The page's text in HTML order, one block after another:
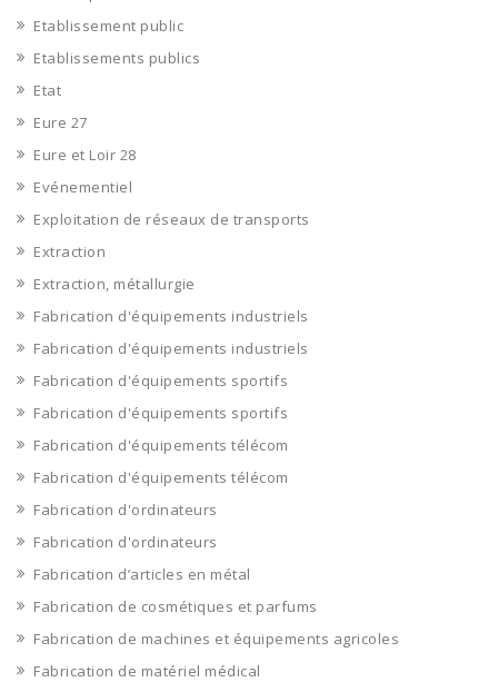
Etablissement public
Etablissements publics
Etat
Eure 27
Eure et Loir 28
Evénementiel
Exploitation de réseaux de transports
Extraction
Extraction, métallurgie
Fabrication d'équipements industriels
Fabrication d'équipements industriels
Fabrication d'équipements sportifs
Fabrication d'équipements sportifs
Fabrication d'équipements télécom
Fabrication d'équipements télécom
Fabrication d'ordinateurs
Fabrication d'ordinateurs
Fabrication d’articles en métal
Fabrication de cosmétiques et parfums
Fabrication de machines et équipements agricoles
Fabrication de matériel médical